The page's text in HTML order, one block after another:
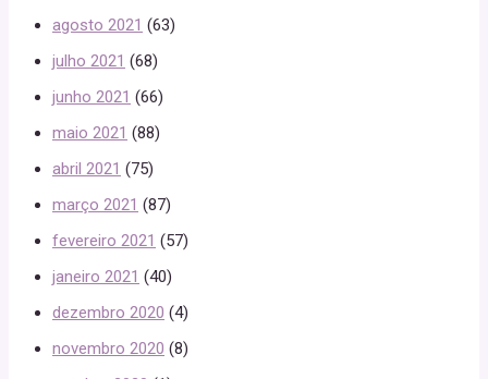
agosto 2021 (63)
julho 2021 (68)
junho 2021 (66)
maio 2021 (88)
abril 2021 (75)
março 2021 (87)
fevereiro 2021 (57)
janeiro 2021 (40)
dezembro 2020 (4)
novembro 2020 (8)